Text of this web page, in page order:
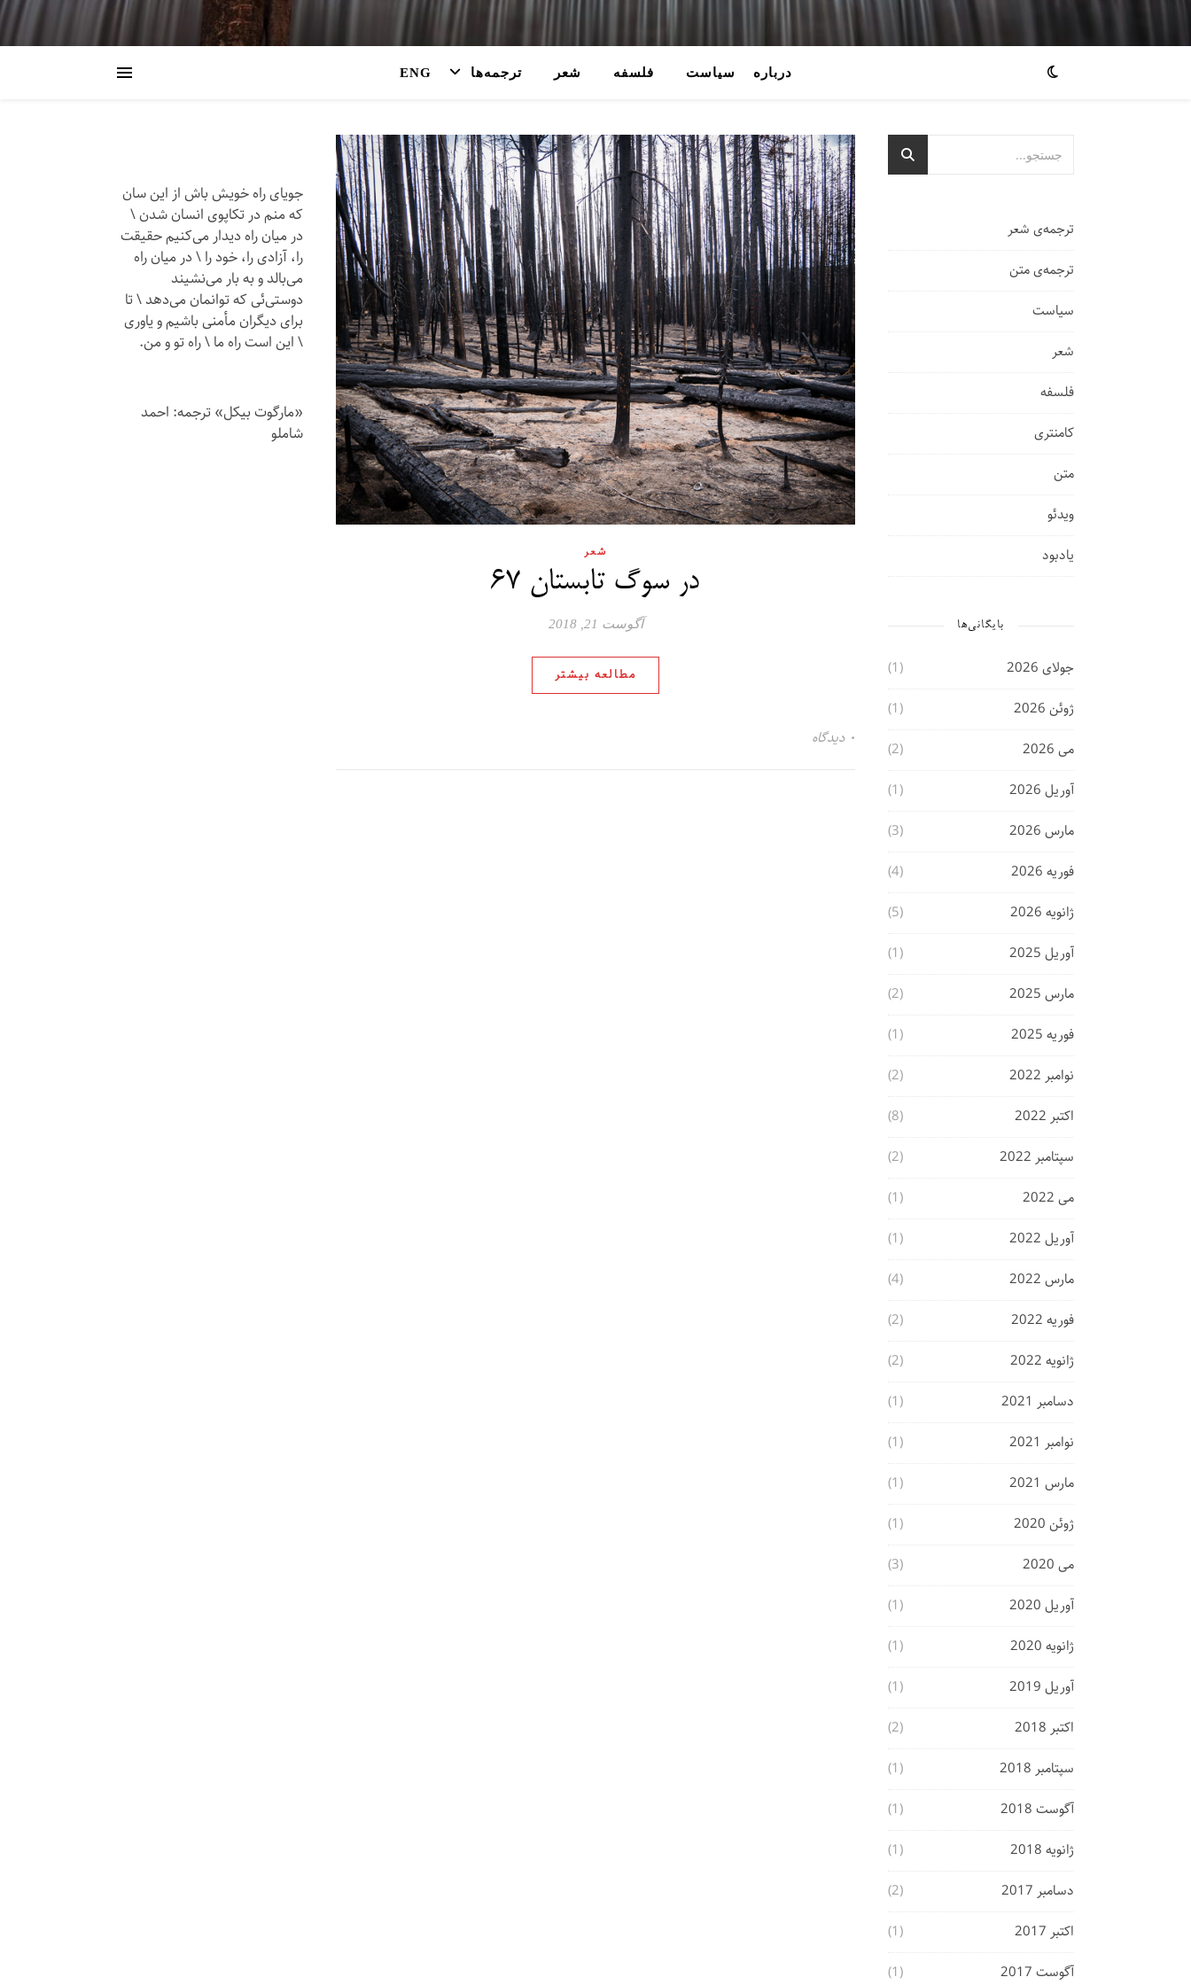
درباره سیاست فلسفه شعر ترجمه‌ها ENG
جویای راه خویش باش از این سان
که منم در تکاپوی انسان شدن \
در میان راه دیدار می‌کنیم حقیقت
را، آزادی را، خود را \ در میان راه
می‌بالد و به بار می‌نشیند
دوستی‌ئی که توانمان می‌دهد \ تا
برای دیگران مأمنی باشیم و یاوری
\ این است راه ما \ راه تو و من.
«مارگوت بیکل» ترجمه: احمد
شاملو
شعر
در سوگ تابستان ۶۷
آگوست 21, 2018
مطالعه بیشتر
۰ دیدگاه
ترجمه‌ی شعر
ترجمه‌ی متن
سیاست
شعر
فلسفه
کامنتری
متن
ویدئو
یادبود
بایگانی‌ها
جولای 2026
(1)
ژوئن 2026
(1)
می 2026
(2)
آوریل 2026
(1)
مارس 2026
(3)
فوریه 2026
(4)
ژانویه 2026
(5)
آوریل 2025
(1)
مارس 2025
(2)
فوریه 2025
(1)
نوامبر 2022
(2)
اکتبر 2022
(8)
سپتامبر 2022
(2)
می 2022
(1)
آوریل 2022
(1)
مارس 2022
(4)
فوریه 2022
(2)
ژانویه 2022
(2)
دسامبر 2021
(1)
نوامبر 2021
(1)
مارس 2021
(1)
ژوئن 2020
(1)
می 2020
(3)
آوریل 2020
(1)
ژانویه 2020
(1)
آوریل 2019
(1)
اکتبر 2018
(2)
سپتامبر 2018
(1)
آگوست 2018
(1)
ژانویه 2018
(1)
دسامبر 2017
(2)
اکتبر 2017
(1)
آگوست 2017
(1)